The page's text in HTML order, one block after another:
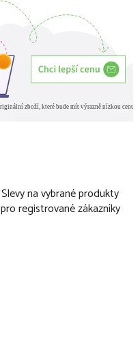
Slevy na vybrané produkty
pro registrované zákazníky